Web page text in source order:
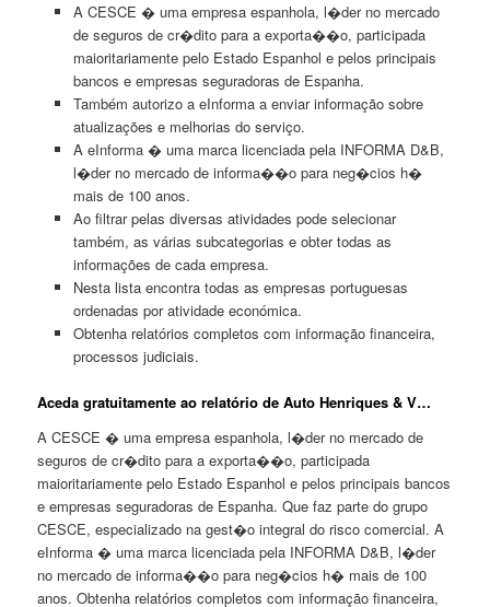
A CESCE � uma empresa espanhola, l�der no mercado
de seguros de cr�dito para a exporta��o, participada
maioritariamente pelo Estado Espanhol e pelos principais
bancos e empresas seguradoras de Espanha.
Também autorizo a eInforma a enviar informação sobre
atualizações e melhorias do serviço.
A eInforma � uma marca licenciada pela INFORMA D&B,
l�der no mercado de informa��o para neg�cios h�
mais de 100 anos.
Ao filtrar pelas diversas atividades pode selecionar
também, as várias subcategorias e obter todas as
informações de cada empresa.
Nesta lista encontra todas as empresas portuguesas
ordenadas por atividade económica.
Obtenha relatórios completos com informação financeira,
processos judiciais.
Aceda gratuitamente ao relatório de Auto Henriques & V…
A CESCE � uma empresa espanhola, l�der no mercado de
seguros de cr�dito para a exporta��o, participada
maioritariamente pelo Estado Espanhol e pelos principais bancos
e empresas seguradoras de Espanha. Que faz parte do grupo
CESCE, especializado na gest�o integral do risco comercial. A
eInforma � uma marca licenciada pela INFORMA D&B, l�der
no mercado de informa��o para neg�cios h� mais de 100
anos. Obtenha relatórios completos com informação financeira,